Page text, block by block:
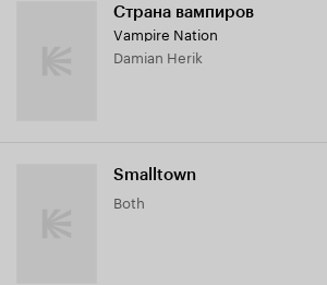
Страна вампиров
Vampire Nation
Damian Herik
Smalltown
Both